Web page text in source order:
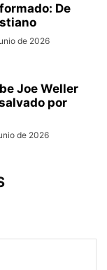
De
de 2026
Joe Weller
por
de 2026